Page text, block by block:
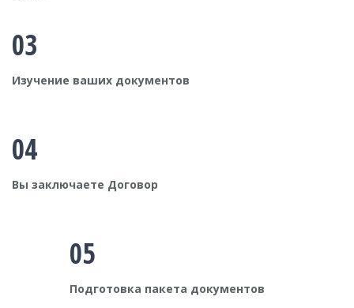
03
Изучение ваших документов
04
Вы заключаете Договор
05
Подготовка пакета документов